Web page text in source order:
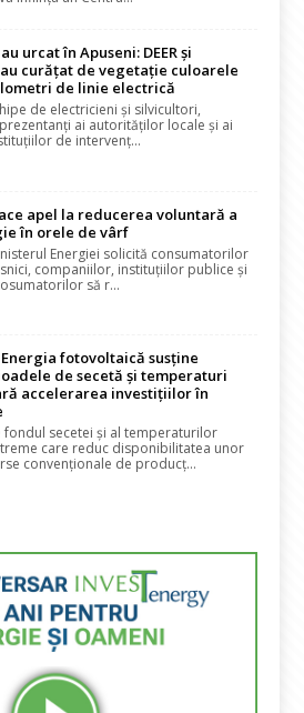
urcat în Apuseni: DEER și
curățat de vegetație culoarele
de linie electrică
de electricieni și silvicultori,
ai autorităților locale și ai
de intervenț...
apel la reducerea voluntară a
în orele de vârf
Energiei solicită consumatorilor
companiilor, instituțiilor publice și
să r...
fotovoltaică susține
de secetă și temperaturi
accelerarea investițiilor în
fondul secetei și al temperaturilor
care reduc disponibilitatea unor
convenționale de producț...